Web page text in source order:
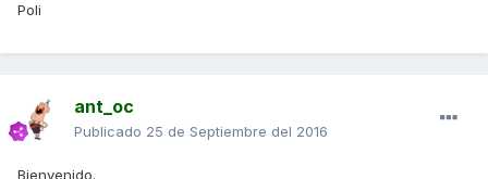
Poli
ant_oc
Publicado 25 de Septiembre del 2016
Bienvenido.